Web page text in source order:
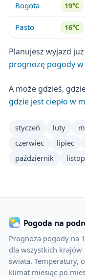
Bogota 19℃
Pasto 16℃
Planujesz wyjazd
prognozę pogody
A może gdzieś,
gdzie jest ciepło w
styczeń luty
czerwiec
lipiec
październik
Pogoda na
Prognoza pogody na
dla wszystkich krajów
świata. Temperatury,
klimat miesiąc po